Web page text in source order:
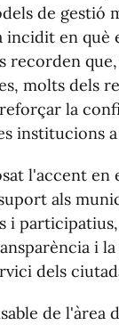
de gestió
en què
recorden
molts dels
la
institucions a
l'accent en
als
i
i
dels
de l'àrea